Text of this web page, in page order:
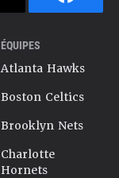
ÉQUIPES
Atlanta Hawks
Boston Celtics
Brooklyn Nets
Charlotte
Hornets